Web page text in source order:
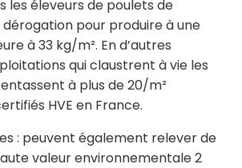
les éleveurs de poulets de
pour produire à une
à 33 kg/m². En d’autres
qui claustrent à vie les
à plus de 20/m²
HVE en France.
: peuvent également relever de
valeur environnementale 2